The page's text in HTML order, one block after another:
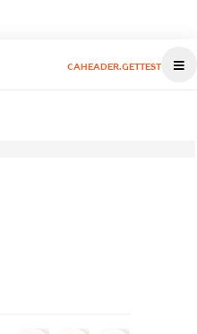
CAHEADER.GETTEST